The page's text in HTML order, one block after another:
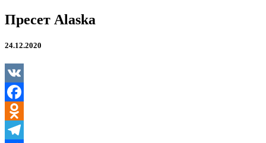
Пресет
Alaska
Пресет Alaska
24.12.2020
VK
Facebook
Odnoklassniki